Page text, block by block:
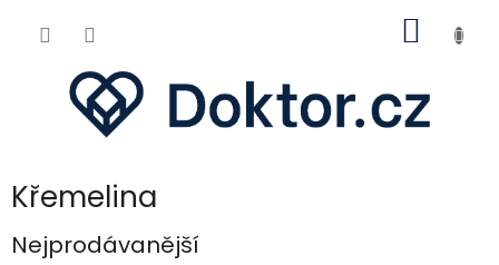
Křemelina
Nejprodávanější